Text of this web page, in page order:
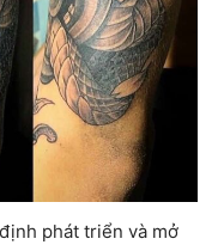
phát triển và mở